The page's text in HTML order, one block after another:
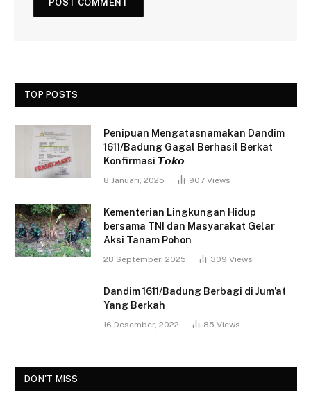
TOP POSTS
Penipuan Mengatasnamakan Dandim
1611/Badung Gagal Berhasil Berkat
Konfirmasi 𝙏𝙤𝙠𝙤
8 Januari, 2025 907 Views
Kementerian Lingkungan Hidup
bersama TNI dan Masyarakat Gelar
Aksi Tanam Pohon
28 September, 2025 309 Views
Dandim 1611/Badung Berbagi di Jum’at
Yang Berkah
16 Desember, 2022 85 Views
DON'T MISS